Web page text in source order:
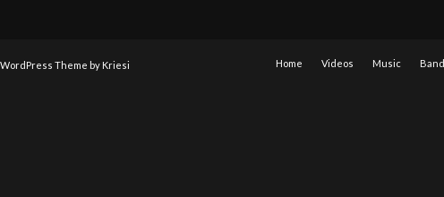
Theme by Kriesi Home Videos Music Band